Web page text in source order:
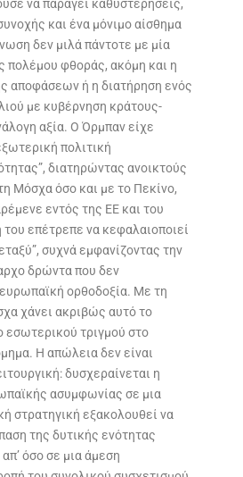
να παράγει καθυστερήσεις,
και ένα μόνιμο αίσθημα
δεν μιλά πάντοτε με μία
πολέμου φθοράς, ακόμη και η
αποφάσεων ή η διατήρηση ενός
με κυβέρνηση κράτους-
αξία. Ο Όρμπαν είχε
πολιτική
διατηρώντας ανοικτούς
Μόσχα όσο και με το Πεκίνο,
εντός της ΕΕ και του
επέτρεπε να κεφαλαιοποιεί
συχνά εμφανίζοντας την
δρώντα που δεν
ορθοδοξία. Με τη
χάνει ακριβώς αυτό το
εσωτερικού τριγμού στο
Η απώλεια δεν είναι
δυσχεραίνεται η
ασυμφωνίας σε μια
στρατηγική εξακολουθεί να
της δυτικής ενότητας
όσο σε μια άμεση